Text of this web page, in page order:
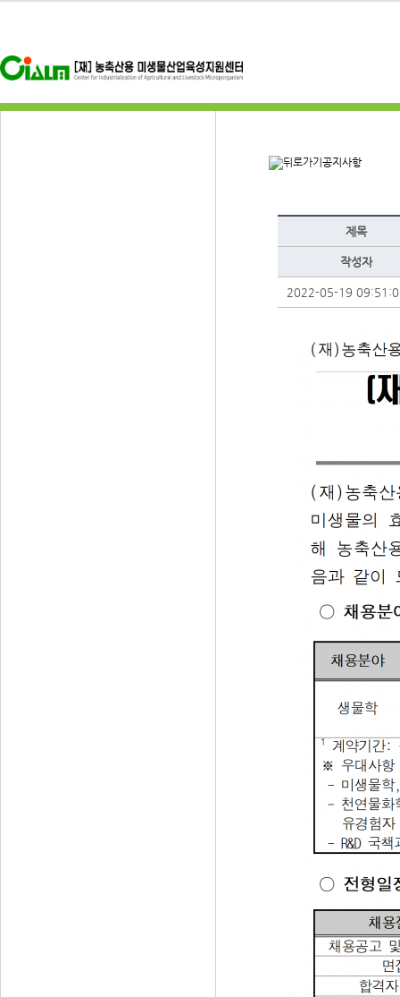
공지사항
제목
작성자
2022-05-19